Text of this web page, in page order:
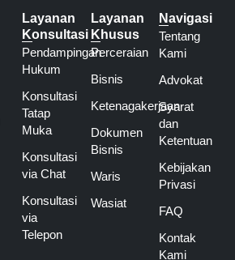
Layanan
Konsultasi
Pendampingan
Hukum
Konsultasi
Tatap
Muka
Konsultasi
via Chat
Konsultasi
via
Telepon
Layanan
Khusus
Perceraian
Bisnis
Ketenagakerjaan
Dokumen
Bisnis
Waris
Wasiat
Navigasi
Tentang
Kami
Advokat
Syarat
dan
Ketentuan
Kebijakan
Privasi
FAQ
Kontak
Kami